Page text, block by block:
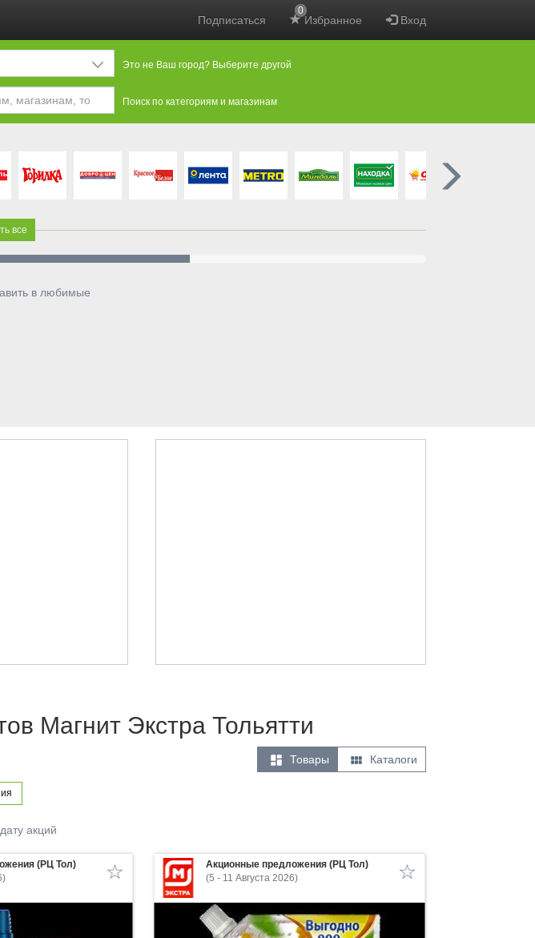
Подписаться Избранное
0
Вход
Это не Ваш город? Выберите другой
Поиск по категориям и магазинам
все
в любимые
Магнит Экстра Тольятти
 Товары  Каталоги
акций
(РЦ Тол)
Акционные предложения (РЦ Тол)
(5 - 11 Августа 2026)